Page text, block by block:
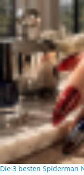
Die 3 besten Spiderman